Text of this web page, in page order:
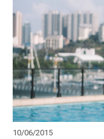
10/06/2015